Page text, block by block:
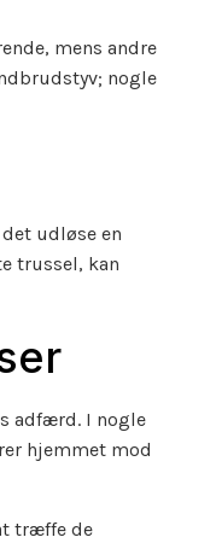
mens andre
nogle
udløse en
trussel, kan
adfærd. I nogle
hjemmet mod
træffe de